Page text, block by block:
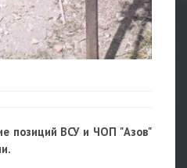
позиций ВСУ и ЧОП "Азов"